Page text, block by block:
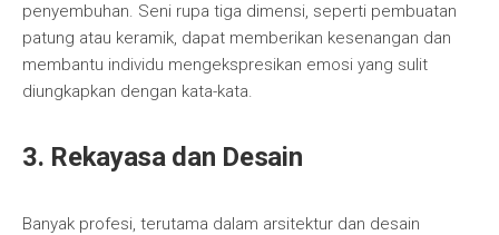
penyembuhan. Seni rupa tiga dimensi, seperti pembuatan
patung atau keramik, dapat memberikan kesenangan dan
membantu individu mengekspresikan emosi yang sulit
diungkapkan dengan kata-kata.
3. Rekayasa dan Desain
Banyak profesi, terutama dalam arsitektur dan desain